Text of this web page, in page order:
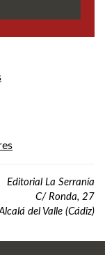
Editorial La Serranía
C/ Ronda, 27
del Valle (Cádiz)